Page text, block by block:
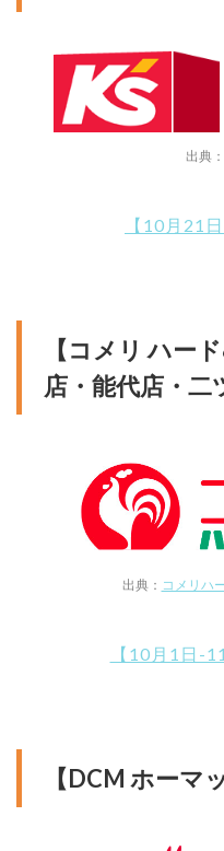
出典：
【10月21
【コメリ ハー
店・能代店・二
出典： コメリハ
【10月1日-
【DCM ホーマ